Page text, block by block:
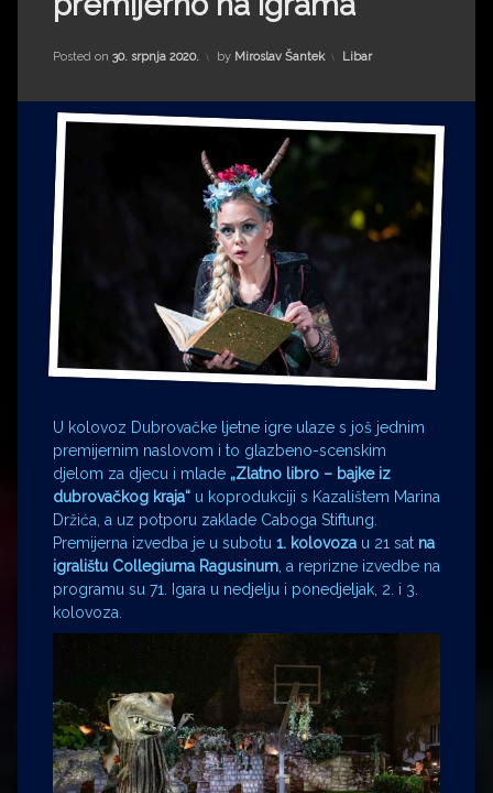
Impressum
Milenko Strižak
Drugi autori
Drugi autori
Matea Andrić
Ljiljana Lekanić-Kljaić
Željko Krznarić
Mario Lovreković
Miroslav Šantek
Posted on 30. srpnja 2020. by Miroslav Šantek Kategorije:
Libar
U kolovoz Dubrovačke ljetne igre ulaze s još jednim
premijernim naslovom i to glazbeno-scenskim
djelom za djecu i mlade „Zlatno libro – bajke iz
dubrovačkog kraja“ u koprodukciji s Kazalištem Marina
Držića, a uz potporu zaklade Caboga Stiftung.
Premijerna izvedba je u subotu 1. kolovoza u 21 sat na
igralištu Collegiuma Ragusinum , a reprizne izvedbe na
programu su 71. Igara u nedjelju i ponedjeljak, 2. i 3.
kolovoza.